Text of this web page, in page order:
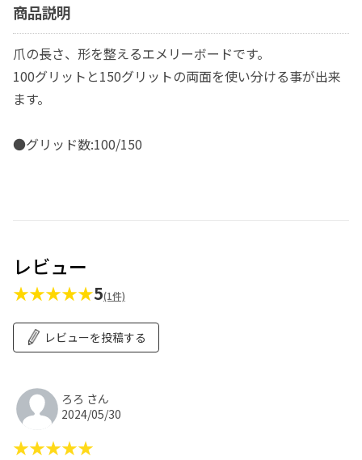
商品説明
爪の長さ、形を整えるエメリーボードです。
100グリットと150グリットの両面を使い分ける事が出来
ます。
●グリッド数:100/150
レビュー
★★★★★5(1件)
レビューを投稿する
ろろ さん
2024/05/30
★★★★★